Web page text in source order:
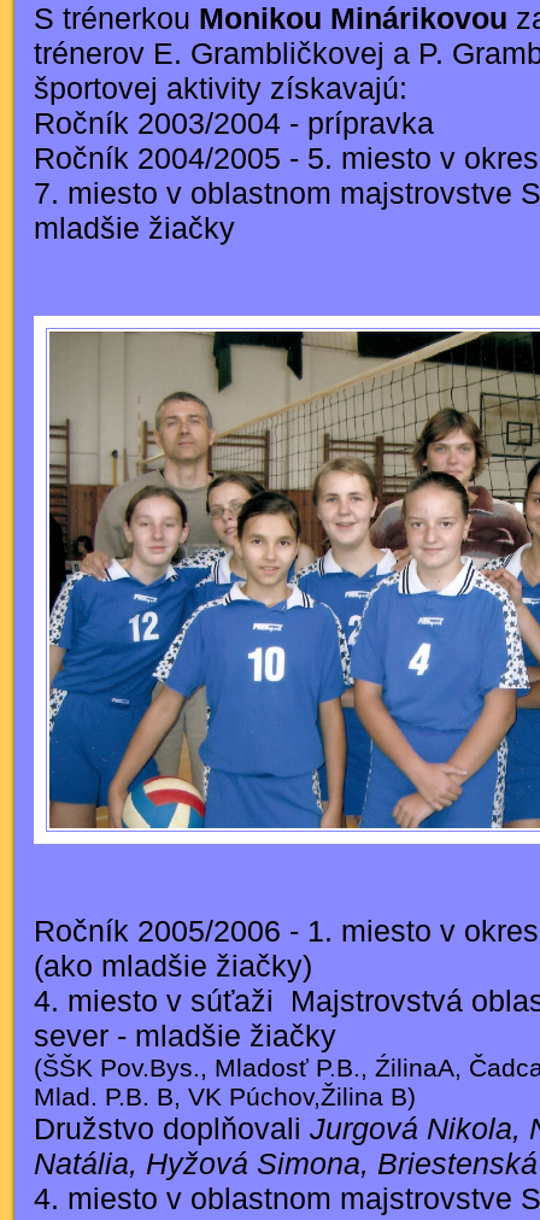
S trénerkou Monikou Minárikovou
trénerov E. Grambličkovej a P.
športovej aktivity získavajú:
Ročník 2003/2004 - prípravka
Ročník 2004/2005 - 5. miesto v
7. miesto v oblastnom majstrovstve
mladšie žiačky
Ročník 2005/2006 - 1. miesto v
(ako mladšie žiačky)
4. miesto v súťaži Majstrovstvá
sever - mladšie žiačky
(ŠŠK Pov.Bys., Mladosť P.B., ŹilinaA,
Mlad. P.B. B, VK Púchov,Žilina B)
Družstvo doplňovali Jurgová Nikola,
Natália, Hyžová Simona,
4. miesto v oblastnom majstrovstve